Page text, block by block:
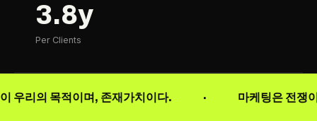
3.8y
Per Clients
의 목적이며, 존재가치이다. 마케팅은 전쟁이다.